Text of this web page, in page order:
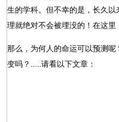
生的学科。但不幸的是，长久
理就绝对不会被埋没的！在这里
那么，为何人的命运可以预测
变吗？......请看以下文章：